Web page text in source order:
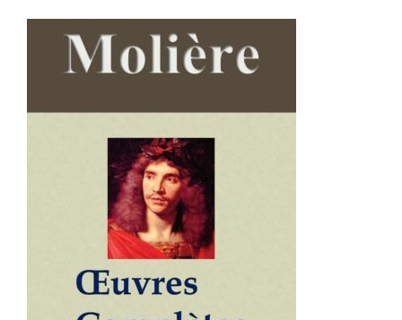
AJOUTER AU PANIER /